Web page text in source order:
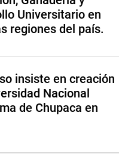
Universitario en
regiones del país.
insiste en creación
Nacional
de Chupaca en